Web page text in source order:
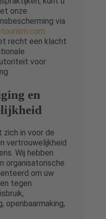
onze
via
.
recht een klacht
voor
en
zich in voor de
vertrouwelijkheid
Wij hebben
organisatorische
om uw
tegen
openbaarmaking,